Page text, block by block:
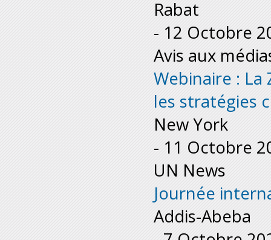
Rabat
- 12 Octobre
Avis aux
Webinaire : La
les stratégies
New York
- 11 Octobre
UN News
Journée
Addis-Abeba